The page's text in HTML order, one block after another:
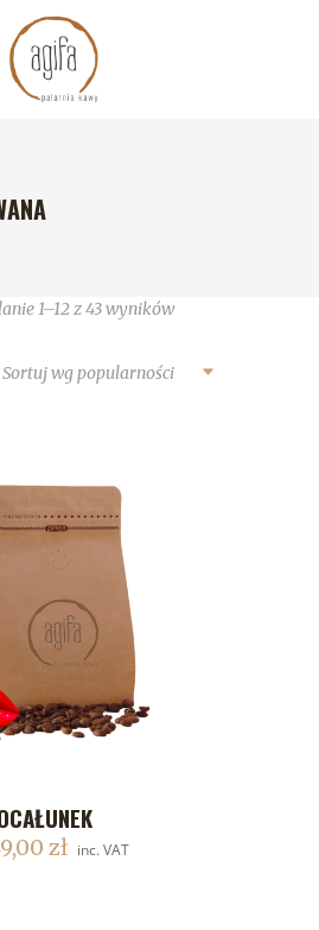
1–12 z 43 wyników
Sortuj wg popularności
DO KOSZYKA
zł inc. VAT